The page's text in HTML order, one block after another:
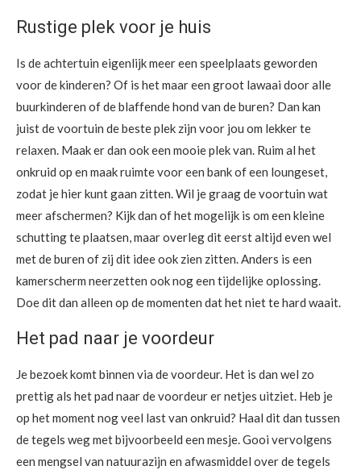
Rustige plek voor je huis
Is de achtertuin eigenlijk meer een speelplaats geworden
voor de kinderen? Of is het maar een groot lawaai door alle
buurkinderen of de blaffende hond van de buren? Dan kan
juist de voortuin de beste plek zijn voor jou om lekker te
relaxen. Maak er dan ook een mooie plek van. Ruim al het
onkruid op en maak ruimte voor een bank of een loungeset,
zodat je hier kunt gaan zitten. Wil je graag de voortuin wat
meer afschermen? Kijk dan of het mogelijk is om een kleine
schutting te plaatsen, maar overleg dit eerst altijd even wel
met de buren of zij dit idee ook zien zitten. Anders is een
kamerscherm neerzetten ook nog een tijdelijke oplossing.
Doe dit dan alleen op de momenten dat het niet te hard waait.
Het pad naar je voordeur
Je bezoek komt binnen via de voordeur. Het is dan wel zo
prettig als het pad naar de voordeur er netjes uitziet. Heb je
op het moment nog veel last van onkruid? Haal dit dan tussen
de tegels weg met bijvoorbeeld een mesje. Gooi vervolgens
een mengsel van natuurazijn en afwasmiddel over de tegels